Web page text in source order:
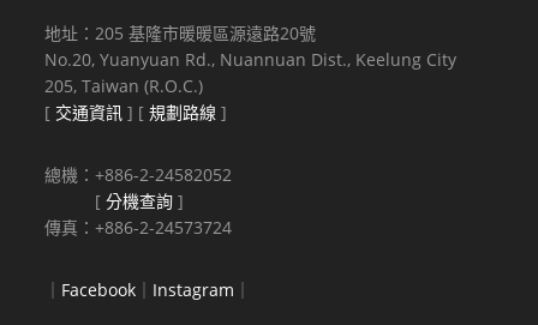
地址：205 基隆市暖暖區源遠路20號
No.20, Yuanyuan Rd., Nuannuan Dist., Keelung City
205, Taiwan (R.O.C.)
[ 交通資訊 ] [規劃路線 ]
總機：+886-2-24582052
[分機查詢 ]
傳真：+886-2-24573724
｜ Facebook ｜ Instagram ｜